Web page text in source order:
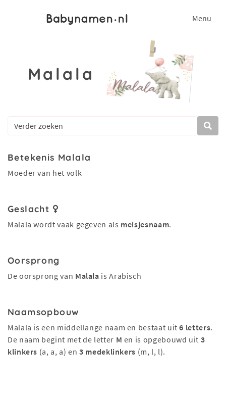
Menu
Malala
Betekenis Malala
Moeder van het volk
Geslacht
Malala wordt vaak gegeven als meisjesnaam.
Oorsprong
De oorsprong van Malala is Arabisch
Naamsopbouw
Malala is een middellange naam en bestaat uit6 letters.
De naam begint met de letter M en is opgebouwd uit 3
klinkers (a, a, a) en3 medeklinkers (m, l, l).